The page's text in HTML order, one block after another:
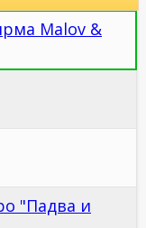
Malov &
"Падва и